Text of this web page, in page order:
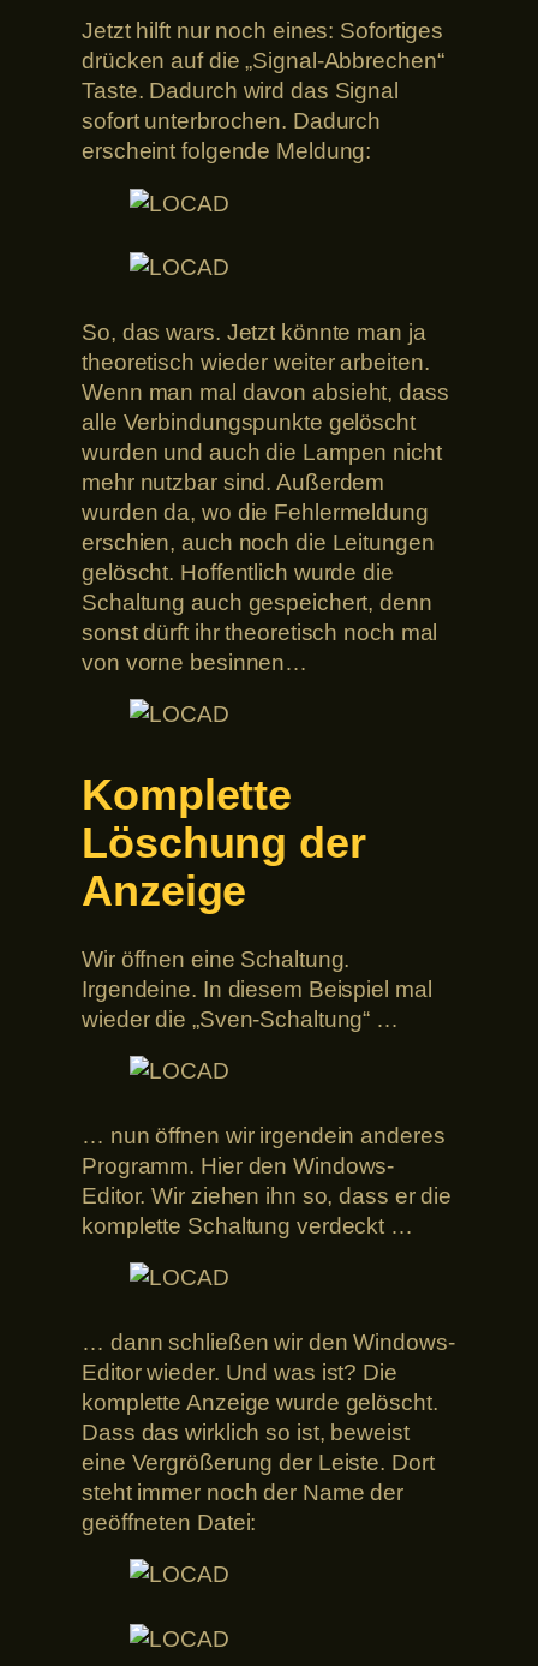
Jetzt hilft nur noch eines: Sofortiges
drücken auf die „Signal-Abbrechen“
Taste. Dadurch wird das Signal
sofort unterbrochen. Dadurch
erscheint folgende Meldung:
So, das wars. Jetzt könnte man ja
theoretisch wieder weiter arbeiten.
Wenn man mal davon absieht, dass
alle Verbindungspunkte gelöscht
wurden und auch die Lampen nicht
mehr nutzbar sind. Außerdem
wurden da, wo die Fehlermeldung
erschien, auch noch die Leitungen
gelöscht. Hoffentlich wurde die
Schaltung auch gespeichert, denn
sonst dürft ihr theoretisch noch mal
von vorne besinnen…
Komplette
Löschung der
Anzeige
Wir öffnen eine Schaltung.
Irgendeine. In diesem Beispiel mal
wieder die „Sven-Schaltung“ …
… nun öffnen wir irgendein anderes
Programm. Hier den Windows-
Editor. Wir ziehen ihn so, dass er die
komplette Schaltung verdeckt …
… dann schließen wir den Windows-
Editor wieder. Und was ist? Die
komplette Anzeige wurde gelöscht.
Dass das wirklich so ist, beweist
eine Vergrößerung der Leiste. Dort
steht immer noch der Name der
geöffneten Datei: